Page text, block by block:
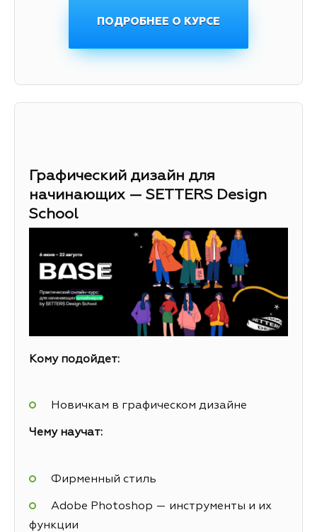
ПОДРОБНЕЕ О КУРСЕ
Графический дизайн для
начинающих — SETTERS Design
School
Кому подойдет:
Новичкам в графическом дизайне
Чему научат:
Фирменный стиль
Adobe Photoshop — инструменты и их
функции